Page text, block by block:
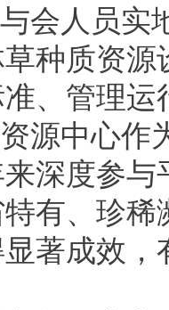
会人员实
种质资
、管理
源中心作
深度参
有、珍
著成效